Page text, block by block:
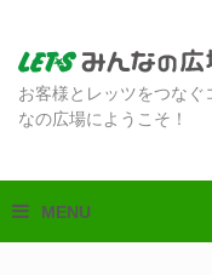
お客様とレッツをつな
なの広場にようこそ！